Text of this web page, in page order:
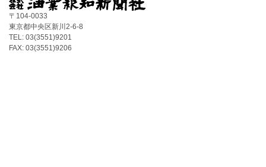
〒104-0033
東京都中央区新川2-6-8
TEL: 03(3551)9201
FAX: 03(3551)9206